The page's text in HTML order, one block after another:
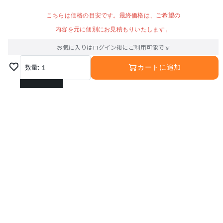
こちらは価格の目安です。最終価格は、ご希望の
内容を元に個別にお見積もりいたします。
お気に入りはログイン後にご利用可能です
数量: 1
1
カートに追加